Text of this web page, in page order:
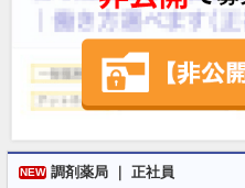
NEW 調剤薬局 ｜ 正社員